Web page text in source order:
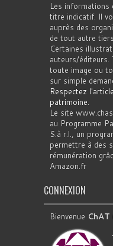
Les informations
titre indicatif. Il
auprès des
de tout autre
Certaines
auteurs/
toute image ou
sur simple
Respectez
patrimoine.
Le site
au Programme
S.à r.l., un
permettre à des
rémunération
Amazon.fr
CONNEXION
Bienvenue